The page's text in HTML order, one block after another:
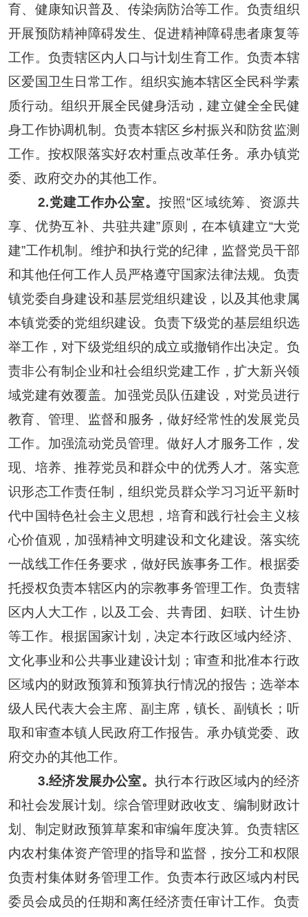
育、健康知识普及、传染病防治等工作。负责组织
开展预防精神障碍发生、促进精神障碍患者康复等
工作。负责辖区内人口与计划生育工作。负责本辖
区爱国卫生日常工作。组织实施本辖区全民科学素
质行动。组织开展全民健身活动，建立健全全民健
身工作协调机制。负责本辖区乡村振兴和防贫监测
工作。按权限落实好农村重点改革任务。承办镇党
委、政府交办的其他工作。
2.党建工作办公室。按照“区域统筹、资源共
享、优势互补、共驻共建”原则，在本镇建立“大党
建”工作机制。维护和执行党的纪律，监督党员干部
和其他任何工作人员严格遵守国家法律法规。负责
镇党委自身建设和基层党组织建设，以及其他隶属
本镇党委的党组织建设。负责下级党的基层组织选
举工作，对下级党组织的成立或撤销作出决定。负
责非公有制企业和社会组织党建工作，扩大新兴领
域党建有效覆盖。加强党员队伍建设，对党员进行
教育、管理、监督和服务，做好经常性的发展党员
工作。加强流动党员管理。做好人才服务工作，发
现、培养、推荐党员和群众中的优秀人才。落实意
识形态工作责任制，组织党员群众学习习近平新时
代中国特色社会主义思想，培育和践行社会主义核
心价值观，加强精神文明建设和文化建设。落实统
一战线工作任务要求，做好民族事务工作。根据委
托授权负责本辖区内的宗教事务管理工作。负责辖
区内人大工作，以及工会、共青团、妇联、计生协
等工作。根据国家计划，决定本行政区域内经济、
文化事业和公共事业建设计划；审查和批准本行政
区域内的财政预算和预算执行情况的报告；选举本
级人民代表大会主席、副主席，镇长、副镇长；听
取和审查本镇人民政府工作报告。承办镇党委、政
府交办的其他工作。
3.经济发展办公室。 执行本行政区域内的经济
和社会发展计划。综合管理财政收支、编制财政计
划、制定财政预算草案和审编年度决算。负责辖区
内农村集体资产管理的指导和监督，按分工和权限
负责村集体财务管理工作。负责本行政区域内村民
委员会成员的任期和离任经济责任审计工作。负责